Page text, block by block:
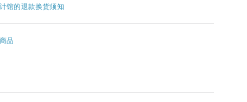
馆的退款换货须知
品